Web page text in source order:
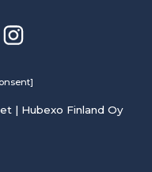
| Hubexo Finland Oy